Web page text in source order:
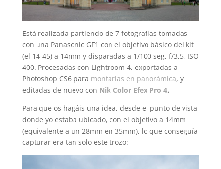
Está realizada partiendo de 7 fotografías tomadas
con una Panasonic GF1 con el objetivo básico del kit
(el 14-45) a 14mm y disparadas a 1/100 seg, f/3,5, ISO
400. Procesadas con Lightroom 4, exportadas a
Photoshop CS6 para montarlas en panorámica, y
editadas de nuevo con Nik Color Efex Pro 4.
Para que os hagáis una idea, desde el punto de vista
donde yo estaba ubicado, con el objetivo a 14mm
(equivalente a un 28mm en 35mm), lo que conseguía
capturar era tan solo este trozo: